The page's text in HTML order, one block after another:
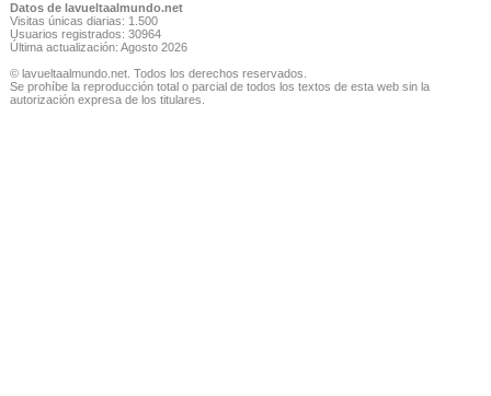
Datos de lavueltaalmundo.net
Visitas únicas diarias: 1.500
Usuarios registrados: 30964
Última actualización: Agosto 2026
© lavueltaalmundo.net. Todos los derechos reservados.
Se prohíbe la reproducción total o parcial de todos los textos de esta web sin la
autorización expresa de los titulares.